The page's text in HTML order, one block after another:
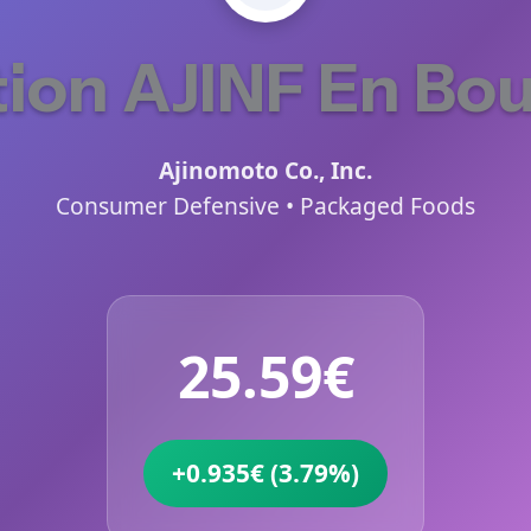
AJINF En
Ajinomoto Co., Inc.
Consumer Defensive • Packaged Foods
25.59€
+0.935€ (3.79%)